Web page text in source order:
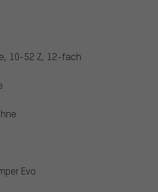
10-52 Z, 12-fach
Evo